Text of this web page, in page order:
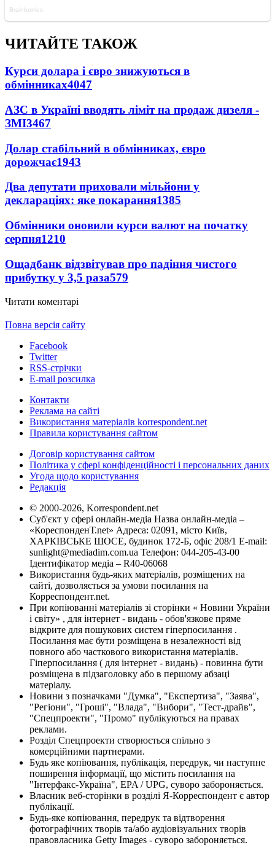
ЧИТАЙТЕ ТАКОЖ
Курси долара і євро знижуються в
обмінниках4047
АЗС в Україні вводять ліміт на продаж дизеля -
ЗМІ3467
Долар стабільний в обмінниках, євро
дорожчає1943
Два депутати приховали мільйони у
деклараціях: яке покарання1385
Обмінники оновили курси валют на початку
серпня1210
Ощадбанк відзвітував про падіння чистого
прибутку у 3,5 раза579
Читати коментарі
Повна версія сайту
Facebook
Twitter
RSS-стрічки
E-mail розсилка
Контакти
Реклама на сайті
Використання матеріалів korrespondent.net
Правила користування сайтом
Договір користування сайтом
Політика у сфері конфіденційності і персональних даних
Угода щодо користування
Редакція
© 2000-2026, Korrespondent.net
Суб'єкт у сфері онлайн-медіа Назва онлайн-медіа –
«КореспонденТ.net» Адреса: 02091, місто Київ,
ХАРКІВСЬКЕ ШОСЕ, будинок 172-Б, офіс 208/1 E-mail:
sunlight@mediadim.com.ua Телефон: 044-205-43-00
Ідентифікатор медіа – R40-06068
Використання будь-яких матеріалів, розміщених на
сайті, дозволяється за умови посилання на
Корреспондент.net.
При копіюванні матеріалів зі сторінки « Новини України
і світу» , для інтернет - видань - обов'язкове пряме
відкрите для пошукових систем гіперпосилання .
Посилання має бути розміщена в незалежності від
повного або часткового використання матеріалів.
Гіперпосилання ( для інтернет - видань) - повинна бути
розміщена в підзаголовку або в першому абзаці
матеріалу.
Новини з позначками "Думка", "Експертиза", "Заява",
"Регіони", "Гроші", "Влада", "Вибори", "Тест-драйв",
"Спецпроекти", "Промо" публікуються на правах
реклами.
Розділ Спецпроекти створюється спільно з
комерційними партнерами.
Будь яке копіювання, публікація, передрук, чи наступне
поширення інформації, що містить посилання на
"Інтерфакс-Україна", EPA / UPG, суворо забороняється.
Власник веб-сторінки в розділі Я-Корреспондент є автор
публікації.
Будь-яке копіювання, передрук та відтворення
фотографічних творів та/або аудіовізуальних творів
правовласника Getty Images - суворо забороняється.